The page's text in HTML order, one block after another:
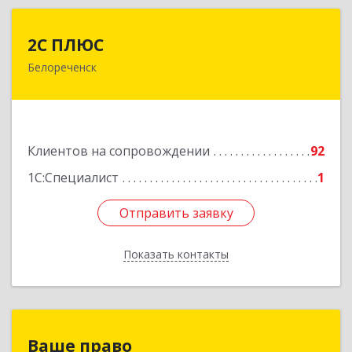
2С ПЛЮС
Белореченск
Клиентов на сопровождении
92
1С:Специалист
1
Отправить заявку
Показать контакты
352630, Краснодарский край, Белореченский р-
Отправить заявку
Назад
Ваше право